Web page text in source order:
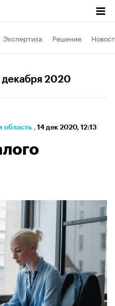
Экспертиза Решение
декабря 2020
область , 14 дек 2020, 12:13